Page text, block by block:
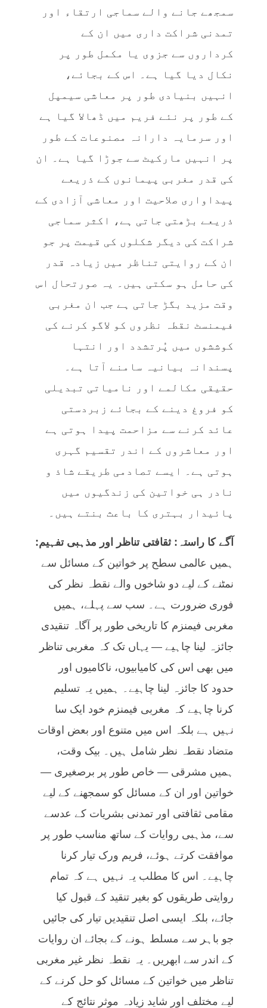
سمجھے جانے والے سماجی ارتقاء اور
تمدنی شراکت داری میں ان کے
کرداروں سے جزوی یا مکمل طور پر
نکال دیا گیا ہے۔ اس کے بجائے،
انہیں بنیادی طور پر معاشی سیمپل
کے طور پر نئے فریم میں ڈھالا گیا ہے
اور سرمایہ دارانہ مصنوعات کے طور
پر انہیں مارکیٹ سے جوڑا گیا ہے۔ ان
کی قدر مغربی پیمانوں کے ذریعے
پیداواری صلاحیت اور معاشی آزادی کے
ذریعے بڑھتی جاتی ہے، اکثر سماجی
شراکت کی دیگر شکلوں کی قیمت پر جو
ان کے روایتی تناظر میں زیادہ قدر
کی حامل ہو سکتی ہیں۔ یہ صورتحال اس
وقت مزید بگڑ جاتی ہے جب ان مغربی
فیمنسٹ نقطہ نظروں کو لاگو کرنے کی
کوششوں میں پُرتشدد اور انتہا
پسندانہ بیانیہ سامنے آتا ہے۔
حقیقی مکالمے اور نامیاتی تبدیلی
کو فروغ دینے کے بجائے زبردستی
عائد کرنے سے مزاحمت پیدا ہوتی ہے
اور معاشروں کے اندر تقسیم گہری
ہوتی ہے۔ ایسے تصادمی طریقے شاذ و
نادر ہی خواتین کی زندگیوں میں
پائیدار بہتری کا باعث بنتے ہیں۔
آگے کا راستہ: ثقافتی تناظر اور مذہبی تفہیم:
ہمیں عالمی سطح پر خواتین کے مسائل سے
نمٹنے کے لیے دو شاخوں والے نقطہ نظر کی
فوری ضرورت ہے۔ سب سے پہلے، ہمیں
مغربی فیمنزم کا تاریخی طور پر آگاہ تنقیدی
جائزہ لینا چاہیے — یہاں تک کہ مغربی تناظر
میں بھی اس کی کامیابیوں، ناکامیوں اور
حدود کا جائزہ لینا چاہیے۔ ہمیں یہ تسلیم
کرنا چاہیے کہ مغربی فیمنزم خود ایک سا
نہیں ہے بلکہ اس میں متنوع اور بعض اوقات
متضاد نقطہ نظر شامل ہیں۔ بیک وقت،
ہمیں مشرقی — خاص طور پر برصغیری —
خواتین اور ان کے مسائل کو سمجھنے کے لیے
مقامی ثقافتی اور تمدنی بشریات کے عدسے
سے، مذہبی روایات کے ساتھ مناسب طور پر
موافقت کرتے ہوئے، فریم ورک تیار کرنا
چاہیے۔ اس کا مطلب یہ نہیں ہے کہ تمام
روایتی طریقوں کو بغیر تنقید کے قبول کیا
جائے، بلکہ ایسی اصل تنقیدیں تیار کی جائیں
جو باہر سے مسلط ہونے کے بجائے ان روایات
کے اندر سے ابھریں۔ یہ نقطہ نظر غیر مغربی
تناظر میں خواتین کے مسائل کو حل کرنے کے
لیے مختلف اور شاید زیادہ موثر نتائج کے